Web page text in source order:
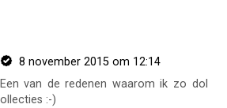
8 november 2015 om 12:14
van de redenen waarom ik zo dol
:-)